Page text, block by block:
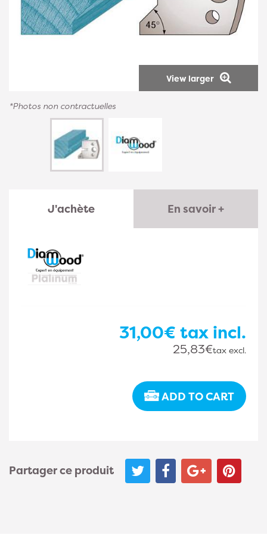
View larger
*Photos non contractuelles
J'achète En savoir +
31,00€ tax incl.
25,83€tax excl.
ADD TO CART
Partager ce produit